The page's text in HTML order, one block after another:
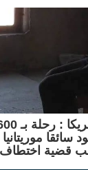
سائقا
قضية اختطاف